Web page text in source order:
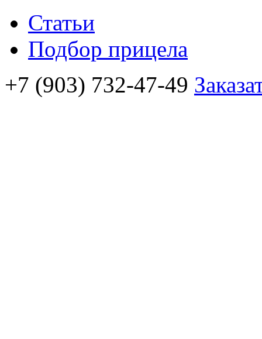
Статьи
Подбор прицела
+7 (903) 732-47-49